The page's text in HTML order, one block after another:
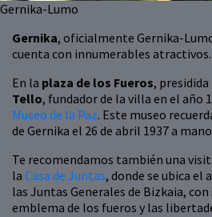
Gernika, oficialmente Gernika-
cuenta con innumerables atractivos.
En la plaza de los Fueros,
Tello, fundador de la villa en el año
Museo de la Paz. Este museo
de Gernika el 26 de abril 1937 a
Te recomendamos también una
la Casa de Juntas, donde se ubica el
las Juntas Generales de Bizkaia,
emblema de los fueros y las
Gernika-Lumo